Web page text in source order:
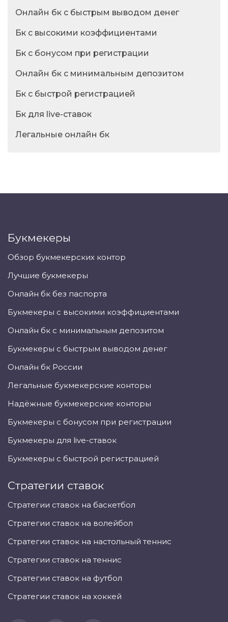
Онлайн бк с быстрым выводом денег
Бк с высокими коэффициентами
Бк с бонусом при регистрации
Онлайн бк с минимальным депозитом
Бк с быстрой регистрацией
Бк для live-ставок
Легальные онлайн бк
Букмекеры
Обзор букмекерских контор
Лучшие букмекеры
Онлайн бк без паспорта
Букмекеры с высокими коэффициентами
Онлайн бк с минимальным депозитом
Букмекеры с быстрым выводом денег
Онлайн бк России
Легальные букмекерские конторы
Надёжные букмекерские конторы
Букмекеры с бонусом при регистрации
Букмекеры для live-ставок
Букмекеры с быстрой регистрацией
Стратегии ставок
Стратегии ставок на баскетбол
Стратегии ставок на волейбол
Стратегии ставок на настольный теннис
Стратегии ставок на теннис
Стратегии ставок на футбол
Стратегии ставок на хоккей